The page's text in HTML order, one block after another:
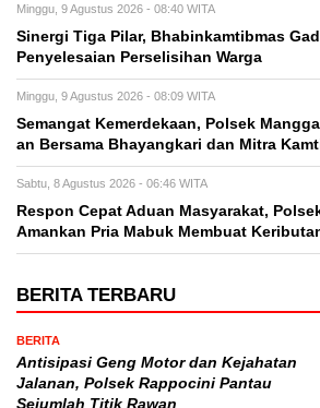
Minggu, 9 Agustus 2026 - 08:40 WITA
Sinergi Tiga Pilar, Bhabinkamtibmas
Penyelesaian Perselisihan Warga
Minggu, 9 Agustus 2026 - 08:09 WITA
Semangat Kemerdekaan, Polsek
an Bersama Bhayangkari dan Mitra
Sabtu, 8 Agustus 2026 - 06:46 WITA
Respon Cepat Aduan Masyarakat,
Amankan Pria Mabuk Membuat
BERITA TERBARU
BERITA
Antisipasi Geng Motor dan Kejahatan
Jalanan, Polsek Rappocini Pantau
Sejumlah Titik Rawan